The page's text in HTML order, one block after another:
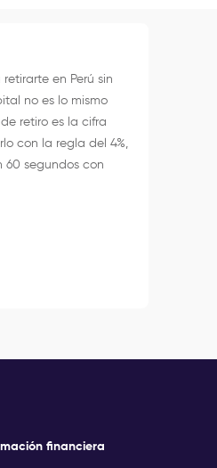
en Perú sin
no es lo mismo
retiro es la cifra
con la regla del 4%,
60 segundos con
financiera